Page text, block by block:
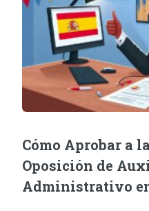
Cómo Aprobar a
Oposición de
Administrativo